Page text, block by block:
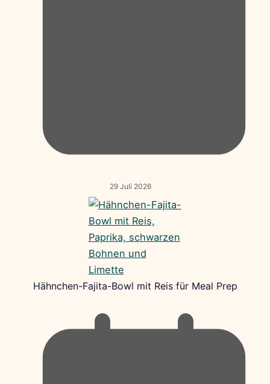
29 Juli 2026
Hähnchen-Fajita-Bowl mit Reis für Meal Prep